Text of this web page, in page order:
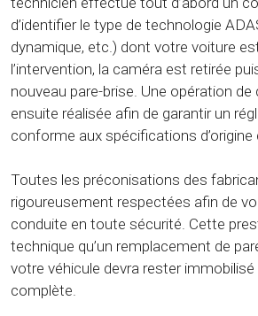
d’identifier le type de technologie
dynamique, etc.) dont votre voiture
l’intervention, la caméra est retirée
nouveau pare-brise. Une opération de
ensuite réalisée afin de garantir un
conforme aux spécifications
Toutes les préconisations des
rigoureusement respectées afin de
conduite en toute sécurité. Cette
technique qu’un remplacement de
votre véhicule devra rester
complète.